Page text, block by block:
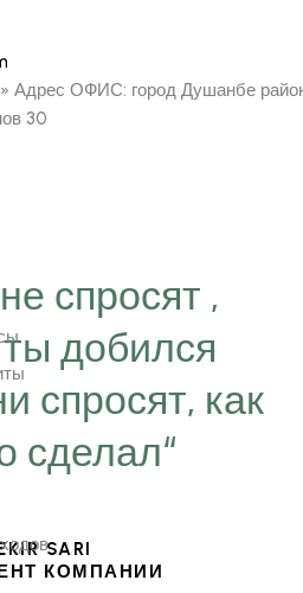
спросят ,
добился
спросят, как
сделал“
SARI
КОМПАНИИ
ОФИС: город Душанбе
30